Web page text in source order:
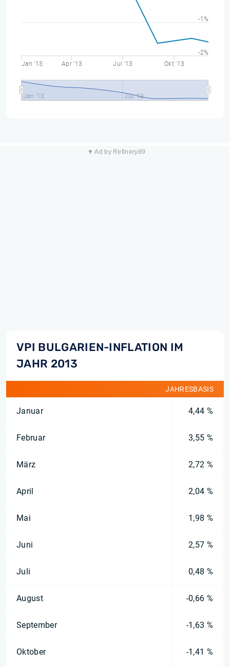
Jan '13 Apr '13 Jul '13 Okt '13
Jan '13 Jul '13
-2%
-1%
▼ Ad by Refinery89
VPI BULGARIEN-INFLATION IM
JAHR 2013
JAHRESBASIS
Januar 4,44 %
Februar 3,55 %
März 2,72 %
April 2,04 %
Mai 1,98 %
Juni 2,57 %
Juli 0,48 %
August -0,66 %
September -1,63 %
Oktober -1,41 %